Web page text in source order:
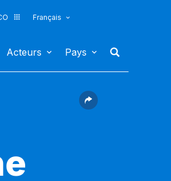
Français
Acteurs Pays